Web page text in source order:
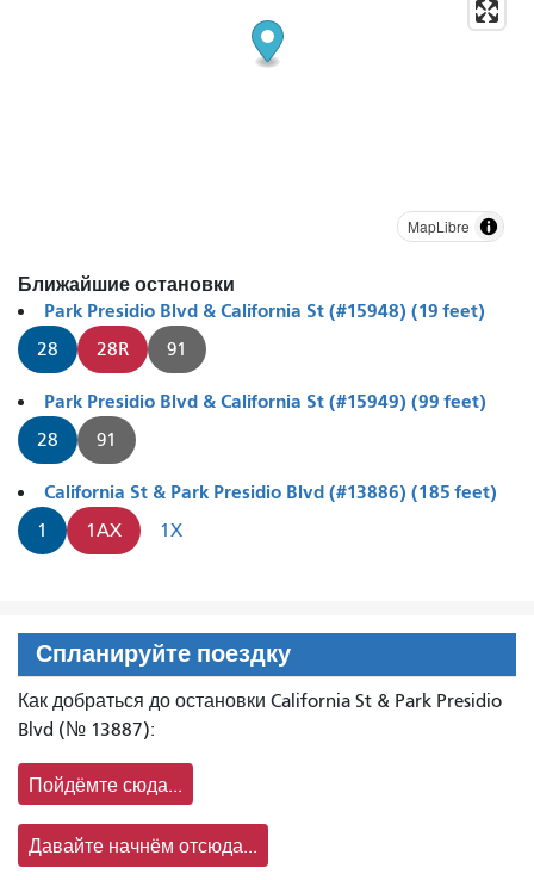
MapLibre
Ближайшие остановки
Park Presidio Blvd & California St (#15948) (19 feet)
28 28R 91
Park Presidio Blvd & California St (#15949) (99 feet)
28 91
California St & Park Presidio Blvd (#13886) (185 feet)
1 1AX 1X
Спланируйте поездку
Как добраться до остановки California St & Park Presidio
Blvd (№ 13887):
Пойдёмте сюда...
Давайте начнём отсюда...